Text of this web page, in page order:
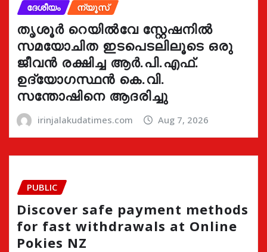
ദേശീയം
ന്യൂസ്
തൃശൂർ റെയിൽവേ സ്റ്റേഷനിൽ
സമയോചിത ഇടപെടലിലൂടെ ഒരു
ജീവൻ രക്ഷിച്ച ആർ.പി.എഫ്.
ഉദ്യോഗസ്ഥൻ കെ.വി.
സന്തോഷിനെ ആദരിച്ചു
irinjalakudatimes.com Aug 7, 2026
PUBLIC
Discover safe payment methods
for fast withdrawals at Online
Pokies NZ